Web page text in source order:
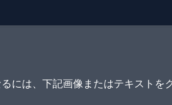
には、下記画像またはテキストを